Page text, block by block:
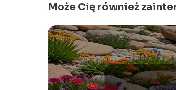
Może Cię również